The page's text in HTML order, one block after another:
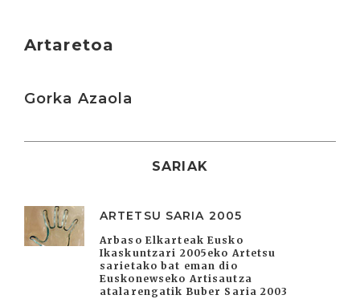
Artaretoa
Gorka Azaola
SARIAK
ARTETSU SARIA 2005
Arbaso Elkarteak Eusko
Ikaskuntzari 2005eko Artetsu
sarietako bat eman dio
Euskonewseko Artisautza
atalarengatik Buber Saria 2003